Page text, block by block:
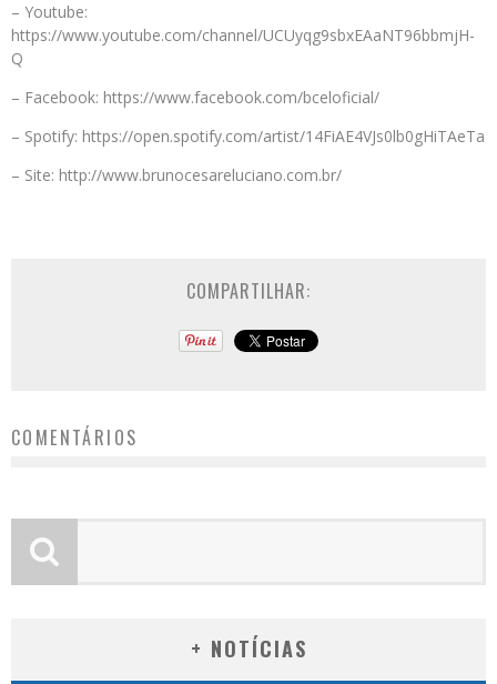
– Youtube:
https://www.youtube.com/channel/UCUyqg9sbxEAaNT96bbmjH-
Q
– Facebook: https://www.facebook.com/bceloficial/
– Spotify: https://open.spotify.com/artist/14FiAE4VJs0lb0gHiTAeTa
– Site: http://www.brunocesareluciano.com.br/
COMPARTILHAR:
COMENTÁRIOS
+ NOTÍCIAS